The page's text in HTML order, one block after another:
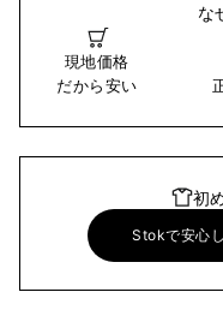
な
現地価格
だから安い
初
Stokで安心